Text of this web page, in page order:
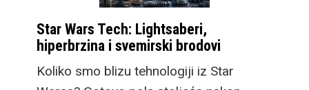
Star Wars Tech: Lightsaberi,
hiperbrzina i svemirski brodovi
Koliko smo blizu tehnologiji iz Star